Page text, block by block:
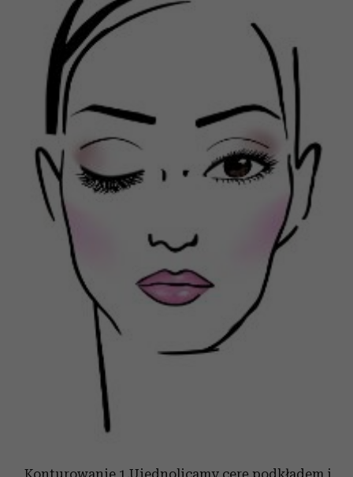
Konturowanie 1.Ujednolicamy cerę podkładem i